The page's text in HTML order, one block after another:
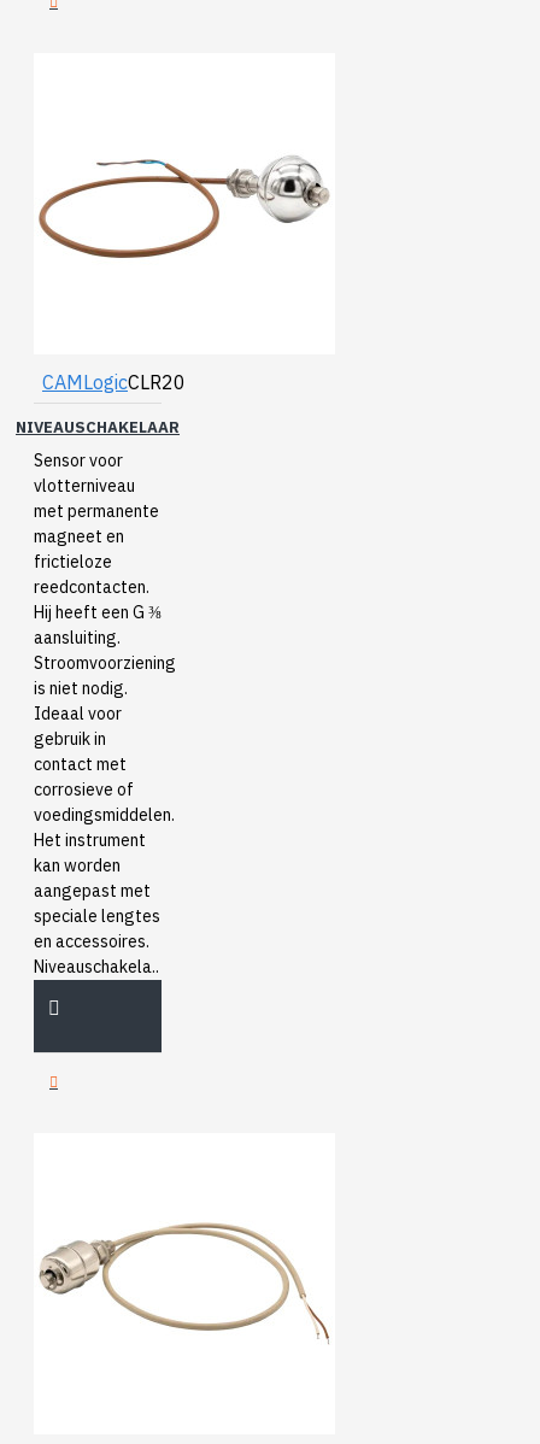
CAMLogicCLR20
NIVEAUSCHAKELAAR
Sensor voor
vlotterniveau
met permanente
magneet en
frictieloze
reedcontacten.
Hij heeft een G ⅜
aansluiting.
Stroomvoorziening
is niet nodig.
Ideaal voor
gebruik in
contact met
corrosieve of
voedingsmiddelen.
Het instrument
kan worden
aangepast met
speciale lengtes
en accessoires.
Niveauschakela..